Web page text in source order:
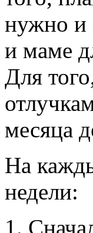
нужно и
и маме
Для
месяца
На
недели: